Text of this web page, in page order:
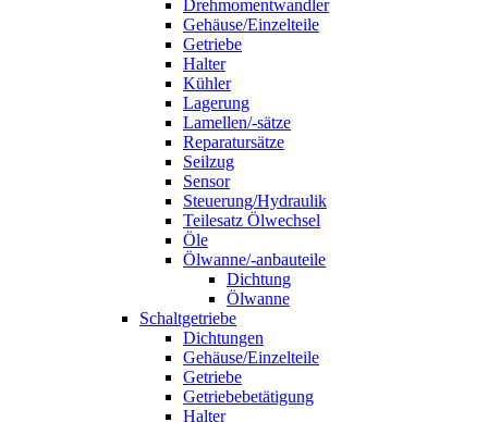
Drehmomentwandler
Gehäuse/Einzelteile
Getriebe
Halter
Kühler
Lagerung
Lamellen/-sätze
Reparatursätze
Seilzug
Sensor
Steuerung/Hydraulik
Teilesatz Ölwechsel
Öle
Ölwanne/-anbauteile
Dichtung
Ölwanne
Schaltgetriebe
Dichtungen
Gehäuse/Einzelteile
Getriebe
Getriebebetätigung
Halter